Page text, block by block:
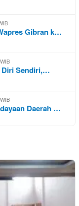
Gibran k…
Diri Sendiri,…
Daerah …